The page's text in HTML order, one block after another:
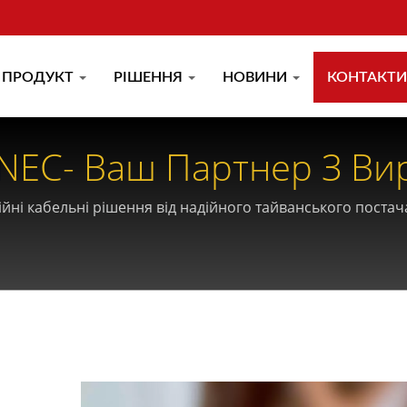
ПРОДУКТ РІШЕННЯ НОВИНИ КОНТАКТИ
Ваш Партнер З
Та
кабельні рішення від надійного тайванського